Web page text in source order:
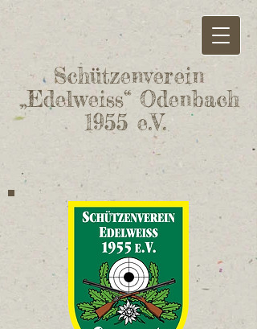
Schützenverein
„Edelweiss“ Odenbach
1955 e.V.